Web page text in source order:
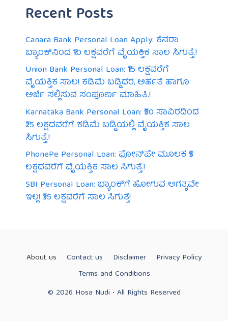
Recent Posts
Canara Bank Personal Loan Apply: ಕೆನರಾ
ಬ್ಯಾಂಕ್‌ನಿಂದ ₹10 ಲಕ್ಷವರೆಗೆ ವೈಯಕ್ತಿಕ ಸಾಲ ಸಿಗುತ್ತೆ.!
Union Bank Personal Loan: ₹15 ಲಕ್ಷವರೆಗೆ
ವೈಯಕ್ತಿಕ ಸಾಲ! ಕಡಿಮೆ ಬಡ್ಡಿದರ, ಅರ್ಹತೆ ಹಾಗೂ
ಅರ್ಜಿ ಸಲ್ಲಿಸುವ ಸಂಪೂರ್ಣ ಮಾಹಿತಿ.!
Karnataka Bank Personal Loan: ₹50 ಸಾವಿರದಿಂದ
₹25 ಲಕ್ಷದವರೆಗೆ ಕಡಿಮೆ ಬಡ್ಡಿಯಲ್ಲಿ ವೈಯಕ್ತಿಕ ಸಾಲ
ಸಿಗುತ್ತೆ.!
PhonePe Personal Loan: ಫೋನ್‌ಪೇ ಮೂಲಕ ₹5
ಲಕ್ಷದವರೆಗೆ ವೈಯಕ್ತಿಕ ಸಾಲ ಸಿಗುತ್ತೆ.!
SBI Personal Loan: ಬ್ಯಾಂಕ್‌ಗೆ ಹೋಗುವ ಅಗತ್ಯವೇ
ಇಲ್ಲ! ₹35 ಲಕ್ಷವರೆಗೆ ಸಾಲ ಸಿಗುತ್ತೆ!
About us Contact us Disclaimer
Privacy Policy
Terms and Conditions
© 2026 Hosa Nudi • All Rights Reserved